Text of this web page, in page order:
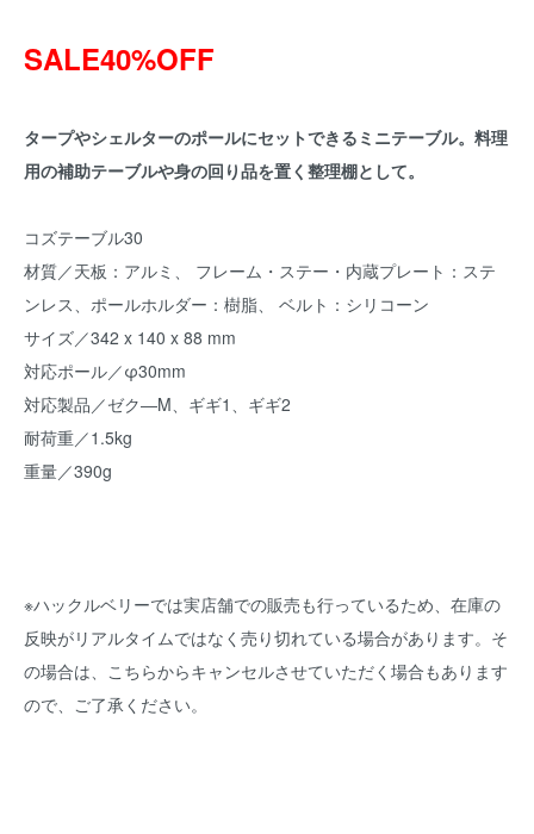
SALE40%OFF
タープやシェルターのポールにセットできるミニテーブル。料理
用の補助テーブルや身の回り品を置く整理棚として。
コズテーブル30
材質／天板：アルミ、 フレーム・ステー・内蔵プレート：ステ
ンレス、ポールホルダー：樹脂、 ベルト：シリコーン
サイズ／342 x 140 x 88 mm
対応ポール／φ30mm
対応製品／ゼク―M、ギギ1、ギギ2
耐荷重／1.5kg
重量／390g
※ハックルベリーでは実店舗での販売も行っているため、在庫の
反映がリアルタイムではなく売り切れている場合があります。そ
の場合は、こちらからキャンセルさせていただく場合もあります
ので、ご了承ください。